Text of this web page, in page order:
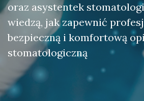
oraz asystentek
wiedzą, jak zapewnić
bezpieczną i komfortową
stomatologiczną